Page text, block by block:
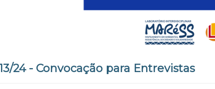
24 - Convocação para Entrevistas